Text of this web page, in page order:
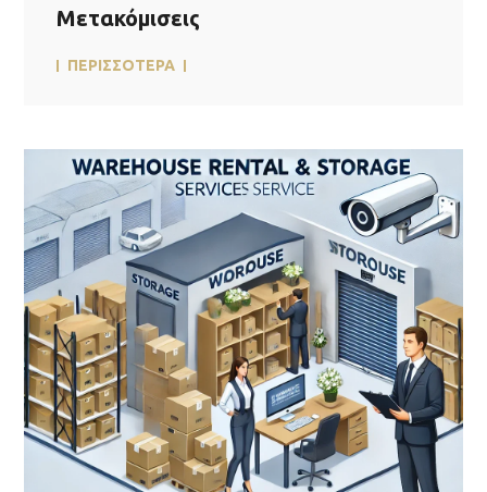
Μετακόμισεις
ΠΕΡΙΣΣΟΤΕΡΑ